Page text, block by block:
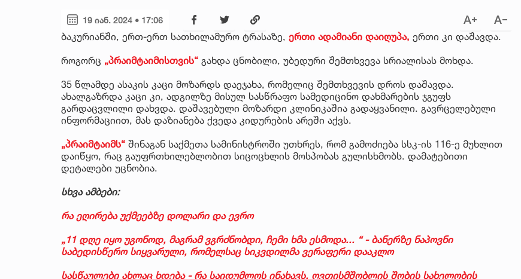
19 იან. 2024 • 17:06
ბაკურიანში, ერთ-ერთ სათხილამურო ტრასაზე, ერთი ადამიანი დაიღუპა, ერთი კი დაშავდა.
როგორც „პრაიმტაიმისთვის“ გახდა ცნობილი, უბედური შემთხვევა სრიალისას მოხდა.
35 წლამდე ასაკის კაცი მოზარდს დაეჯახა, რომელიც შემთხვევის დროს დაშავდა.
ახალგაზრდა კაცი კი, ადგილზე მისულ სასწრაფო სამედიცინო დახმარების ჯგუფს
გარდაცვლილი დახვდა. დაშავებული მოზარდი კლინიკაშია გადაყვანილი. გავრცელებული
ინფორმაციით, მას დაზიანება ქვედა კიდურების არეში აქვს.
„პრაიმტაიმს“ შინაგან საქმეთა სამინისტროში უთხრეს, რომ გამოძიება სსკ-ის 116-ე მუხლით
დაიწყო, რაც გაუფრთხილებლობით სიცოცხლის მოსპობას გულისხმობს. დამატებითი
დეტალები უცნობია.
სხვა ამბები:
რა ეღირება უქმეებზე დოლარი და ევრო
„11 დღე იყო უგონოდ, მაგრამ ვგრძნობდი, ჩემი ხმა ესმოდა... “ - ბანერზე ნაპოვნი
საბედისწერო სიყვარული, რომელსაც სიკვდილმა ვერაფერი დააკლო
სასწაულები ახლაც ხდება - რა საიდუმლოს ინახავს, ღვთისმშობლის შობის სახელობის